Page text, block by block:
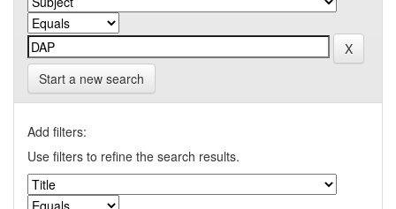
Start a new search
Add filters:
Use filters to refine the search results.